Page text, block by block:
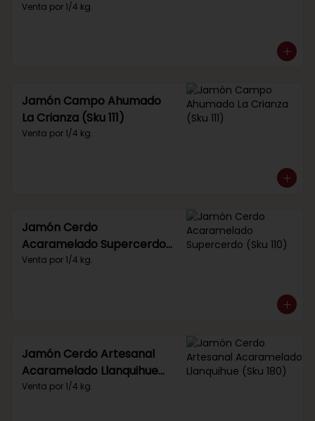
Venta por 1/4 kg.
Jamón Campo Ahumado
La Crianza (Sku 111)
Venta por 1/4 kg.
Jamón Cerdo
Acaramelado Supercerdo
(Sku 110)
Venta por 1/4 kg.
Jamón Cerdo Artesanal
Acaramelado Llanquihue
(Sku 180)
Venta por 1/4 kg.